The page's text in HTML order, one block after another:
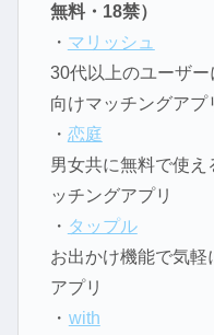
無料・18禁）
・ マリッシュ
30代以上のユーザ
向けマッチングアプ
・ 恋庭
男女共に無料で使
ッチングアプリ
・ タップル
お出かけ機能で気
アプリ
・ with